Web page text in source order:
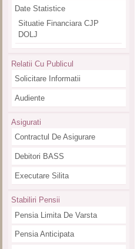
Date Statistice
Situatie Financiara CJP
DOLJ
Relatii Cu Publicul
Solicitare Informatii
Audiente
Asigurati
Contractul De Asigurare
Debitori BASS
Executare Silita
Stabiliri Pensii
Pensia Limita De Varsta
Pensia Anticipata